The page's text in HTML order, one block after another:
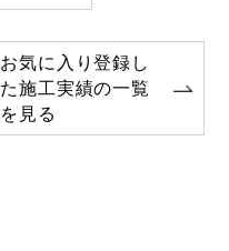
お気に入り登録し
た施工実績の一覧
を見る